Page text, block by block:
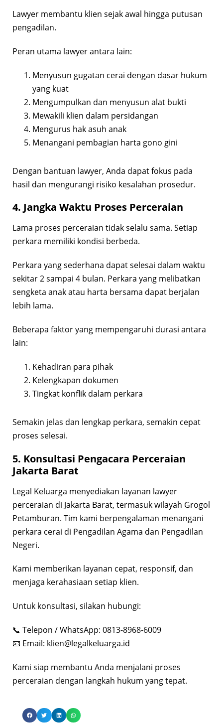
Lawyer membantu klien sejak awal hingga putusan
pengadilan.
Peran utama lawyer antara lain:
Menyusun gugatan cerai dengan dasar hukum
yang kuat
Mengumpulkan dan menyusun alat bukti
Mewakili klien dalam persidangan
Mengurus hak asuh anak
Menangani pembagian harta gono gini
Dengan bantuan lawyer, Anda dapat fokus pada
hasil dan mengurangi risiko kesalahan prosedur.
4. Jangka Waktu Proses Perceraian
Lama proses perceraian tidak selalu sama. Setiap
perkara memiliki kondisi berbeda.
Perkara yang sederhana dapat selesai dalam waktu
sekitar 2 sampai 4 bulan. Perkara yang melibatkan
sengketa anak atau harta bersama dapat berjalan
lebih lama.
Beberapa faktor yang mempengaruhi durasi antara
lain:
Kehadiran para pihak
Kelengkapan dokumen
Tingkat konflik dalam perkara
Semakin jelas dan lengkap perkara, semakin cepat
proses selesai.
5. Konsultasi Pengacara Perceraian
Jakarta Barat
Legal Keluarga menyediakan layanan lawyer
perceraian di Jakarta Barat, termasuk wilayah Grogol
Petamburan. Tim kami berpengalaman menangani
perkara cerai di Pengadilan Agama dan Pengadilan
Negeri.
Kami memberikan layanan cepat, responsif, dan
menjaga kerahasiaan setiap klien.
Untuk konsultasi, silakan hubungi:
📞 Telepon / WhatsApp: 0813-8968-6009
📧 Email: klien@legalkeluarga.id
Kami siap membantu Anda menjalani proses
perceraian dengan langkah hukum yang tepat.